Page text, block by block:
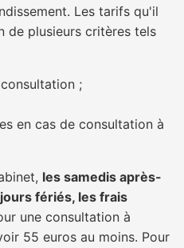
Les tarifs qu'il
de plusieurs critères tels
;
en cas de consultation à
les samedis après-
fériés, les frais
une consultation à
55 euros au moins. Pour